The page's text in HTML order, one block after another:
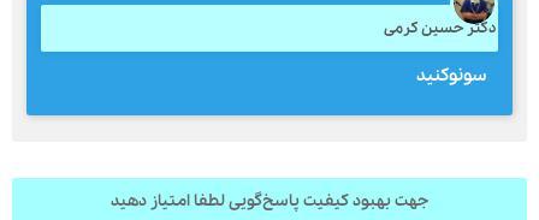
دکتر حسین کرمی
سونوکنید
جهت بهبود کیفیت پاسخ‌گویی لطفا امتیاز دهیدارسال